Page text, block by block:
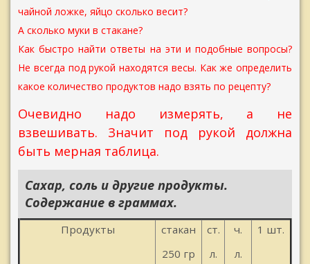
чайной ложке, яйцо сколько весит?
А сколько муки в стакане?
Как быстро найти ответы на эти и подобные вопросы?
Не всегда под рукой находятся весы. Как же определить
какое количество продуктов надо взять по рецепту?
Очевидно надо измерять, а не
взвешивать. Значит под рукой должна
быть мерная таблица.
Сахар, соль и другие продукты.
Содержание в граммах.
Продукты
стакан
250 гр
ст.
л.
ч.
л.
1 шт.